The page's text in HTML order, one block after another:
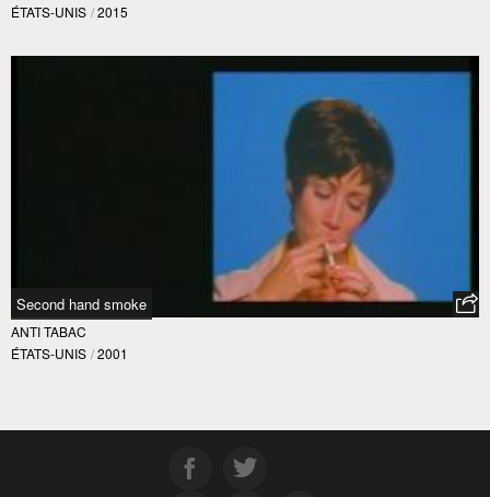
ÉTATS-UNIS / 2015
Second hand smoke
ANTI TABAC
ÉTATS-UNIS / 2001